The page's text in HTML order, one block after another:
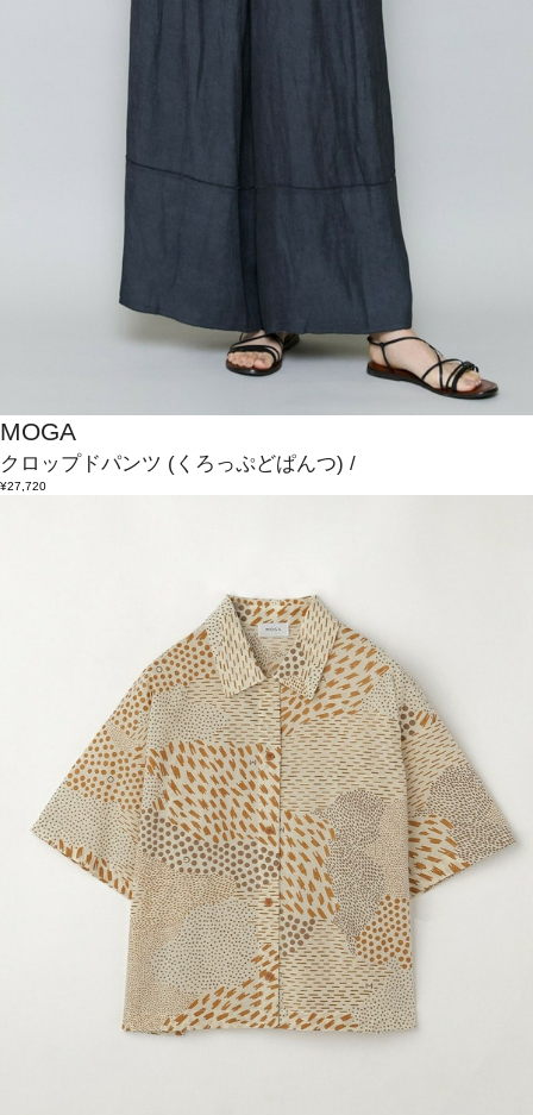
MOGA
クロップドパンツ (くろっぷどぱんつ) /
¥27,720